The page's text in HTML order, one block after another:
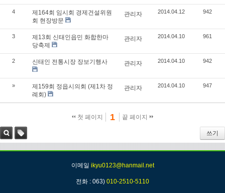
4
제164회 임시회 경제건설위원
회 현장방문
관리자 2014.04.12 942
3
제13회 신태인읍민 화합한마
당축제
관리자 2014.04.10 961
2 신태인 전통시장 장보기행사 관리자 2014.04.10 942
»
제159회 정읍시의회 (제1차 정
례회)
관리자 2014.04.10 947
첫 페이지 1 끝 페이지
쓰기
검색 태그
이메일 ikyu0123@hanmail.net
전화 : 063) 010-2510-5110